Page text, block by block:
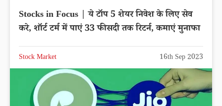
Stocks in Focus | ये टॉप 5 शेयर निवेश के लिए सेव
करे, शॉर्ट टर्म में पाएं 33 फीसदी तक रिटर्न, कमाएं मुनाफा
Stock Market 16th Sep 2023